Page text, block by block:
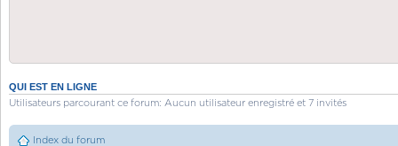
QUI EST EN LIGNE
Utilisateurs parcourant ce forum: Aucun utilisateur enregistré et 7 invités
Index du forum